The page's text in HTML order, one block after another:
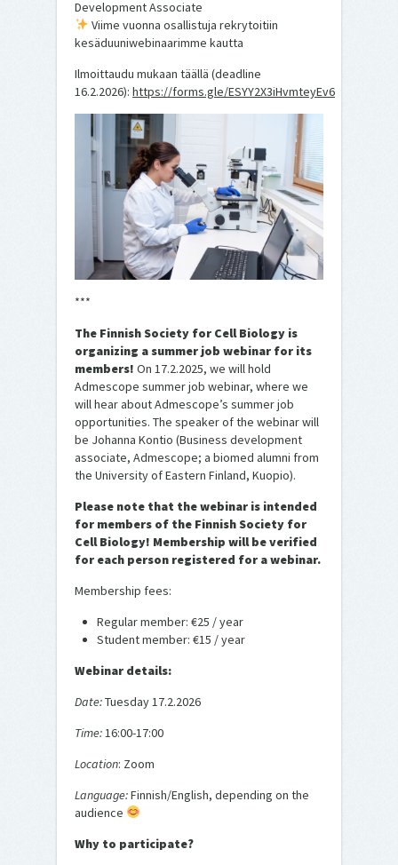
Development Associate
Viime vuonna osallistuja rekrytoitiin
kesäduuniwebinaarimme kautta
Ilmoittaudu mukaan täällä (deadline
16.2.2026): https://forms.gle/ESYY2X3iHvmteyEv6
***
The Finnish Society for Cell Biology is
organizing a summer job webinar for its
members! On 17.2.2025, we will hold
Admescope summer job webinar, where we
will hear about Admescope’s summer job
opportunities. The speaker of the webinar will
be Johanna Kontio (Business development
associate, Admescope; a biomed alumni from
the University of Eastern Finland, Kuopio).
Please note that the webinar is intended
for members of the Finnish Society for
Cell Biology! Membership will be verified
for each person registered for a webinar.
Membership fees:
Regular member: €25 / year
Student member: €15 / year
Webinar details:
Date:Tuesday 17.2.2026
Time:16:00-17:00
Location: Zoom
Language:Finnish/English, depending on the
audience
Why to participate?